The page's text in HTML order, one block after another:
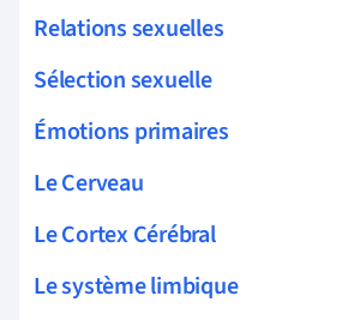
Relations sexuelles
Sélection sexuelle
Émotions primaires
Le Cerveau
Le Cortex Cérébral
Le système limbique